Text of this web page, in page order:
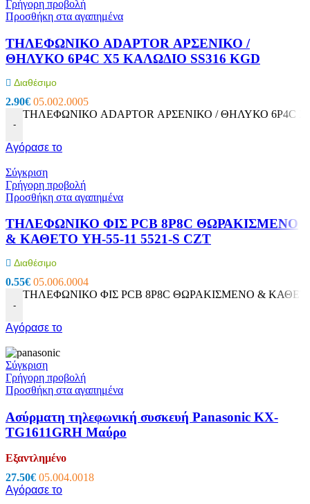
Γρήγορη προβολή
Προσθήκη στα αγαπημένα
ΤΗΛΕΦΩΝΙΚΟ ADAPTOR ΑΡΣΕΝΙΚΟ /
ΘΗΛΥΚΟ 6P4C X5 ΚΑΛΩΔΙΟ SS316 KGD
Διαθέσιμο
2.90€ 05.002.0005
-
ΤΗΛΕΦΩΝΙΚΟ ADAPTOR ΑΡΣΕΝΙΚΟ / ΘΗΛΥΚΟ 6P4C X5
Αγόρασε το
Σύγκριση
Γρήγορη προβολή
Προσθήκη στα αγαπημένα
ΤΗΛΕΦΩΝΙΚΟ ΦΙΣ PCB 8P8C ΘΩΡΑΚΙΣΜΕΝΟ
& ΚΑΘΕΤΟ YH-55-11 5521-S CZT
Διαθέσιμο
0.55€ 05.006.0004
-
ΤΗΛΕΦΩΝΙΚΟ ΦΙΣ PCB 8P8C ΘΩΡΑΚΙΣΜΕΝΟ & ΚΑΘΕΤΟ
Αγόρασε το
Σύγκριση
Γρήγορη προβολή
Προσθήκη στα αγαπημένα
Ασύρματη τηλεφωνική συσκευή Panasonic KX-
TG1611GRH Μαύρο
Εξαντλημένο
27.50€ 05.004.0018
Αγόρασε το